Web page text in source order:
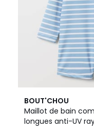
BOUT'CHOU
Maillot de bain
longues anti-UV